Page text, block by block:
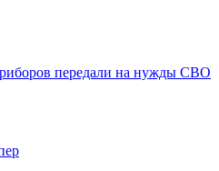
передали на нужды СВО